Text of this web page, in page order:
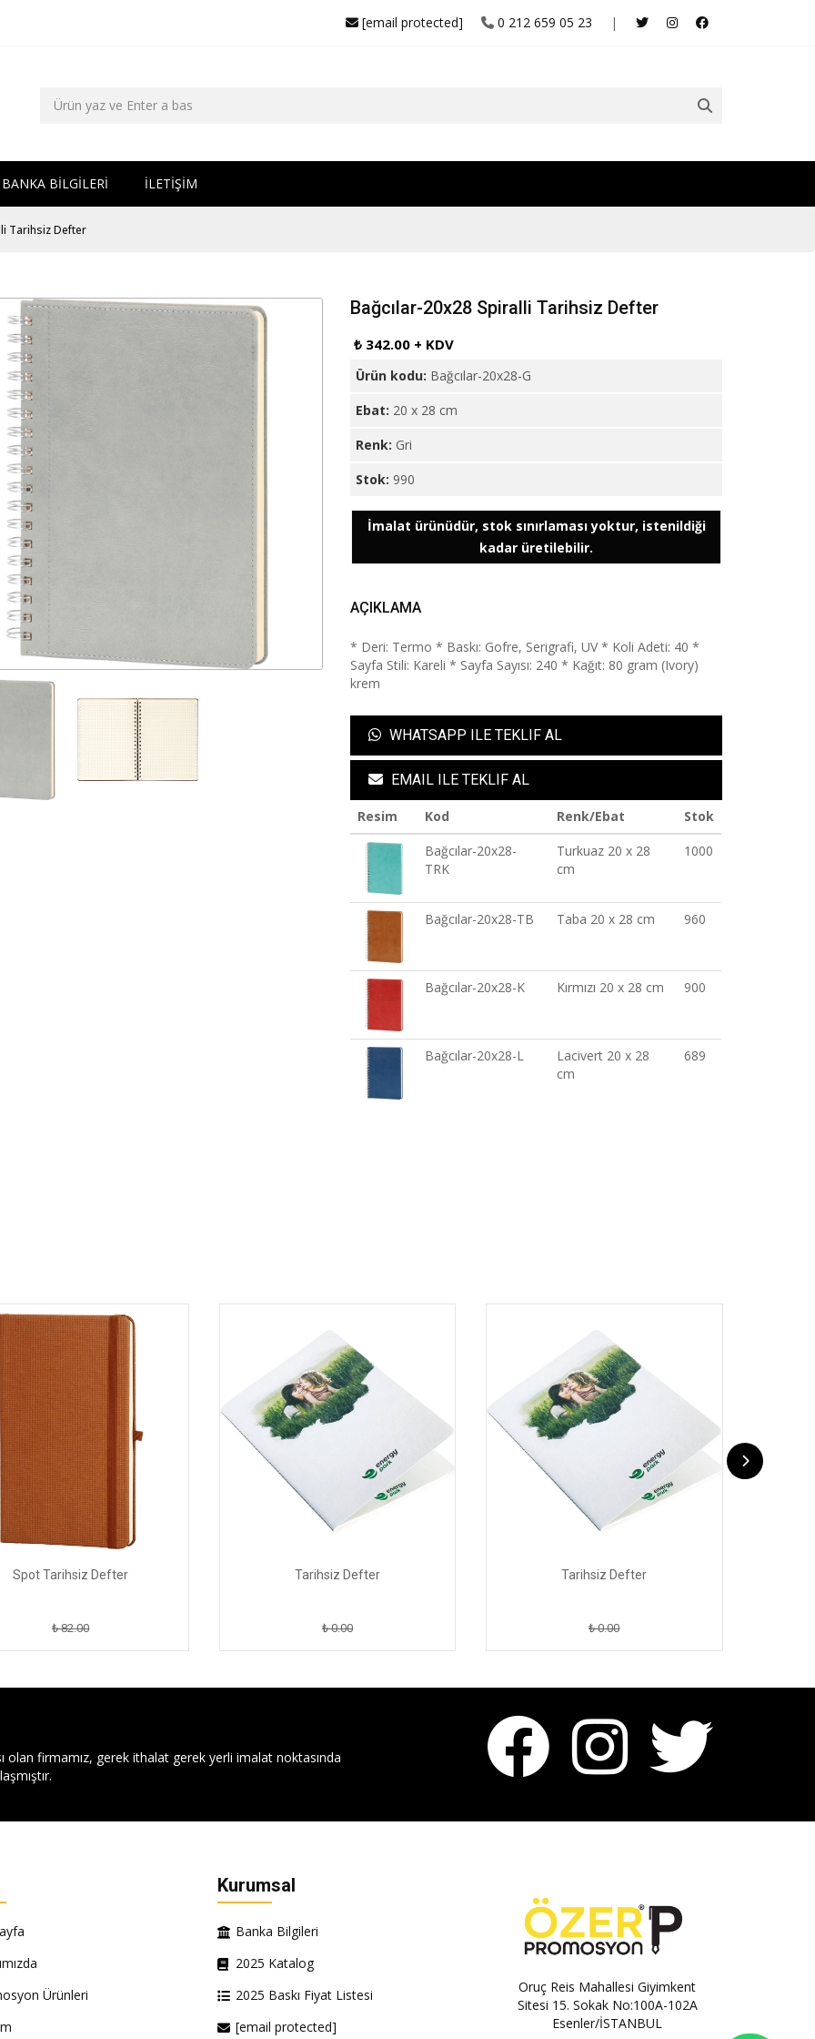
|
0 212 659 05 23
[email protected]
BANKA BİLGİLERİ İLETİŞİM
Tarihsiz Defter
Bağcılar-20x28 Spiralli Tarihsiz Defter
₺ 342.00 + KDV
Ürün kodu: Bağcılar-20x28-G
Ebat: 20 x 28 cm
Renk: Gri
Stok: 990
İmalat ürünüdür, stok sınırlaması yoktur, istenildiği
kadar üretilebilir.
AÇIKLAMA
* Deri: Termo * Baskı: Gofre, Serigrafi, UV * Koli Adeti: 40 *
Sayfa Stili: Kareli * Sayfa Sayısı: 240 * Kağıt: 80 gram (Ivory)
krem
WHATSAPP ILE TEKLIF AL
EMAIL ILE TEKLIF AL
Resim Kod Renk/Ebat
Stok
Bağcılar-20x28-
TRK
Turkuaz 20 x 28
cm
1000
Bağcılar-20x28-TB Taba 20 x 28 cm 960
Bağcılar-20x28-K Kırmızı 20 x 28 cm 900
Bağcılar-20x28-L
Lacivert 20 x 28
cm
689
Spot Tarihsiz Defter
₺ 82.00
Tarihsiz Defter
₺ 0.00
Tarihsiz Defter
₺ 0.00
olan firmamız, gerek ithalat gerek yerli imalat noktasında
Ürünleri
Kurumsal
Banka Bilgileri
2025 Katalog
2025 Baskı Fiyat Listesi
[email protected]
Oruç Reis Mahallesi Giyimkent
Sitesi 15. Sokak No:100A-102A
Esenler/İSTANBUL